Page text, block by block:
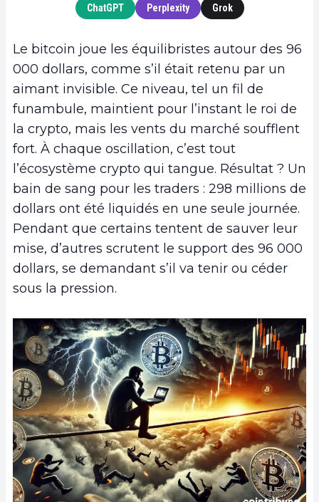
ChatGPT Perplexity Grok
Le bitcoin joue les équilibristes autour des 96
000 dollars, comme s’il était retenu par un
aimant invisible. Ce niveau, tel un fil de
funambule, maintient pour l’instant le roi de
la crypto, mais les vents du marché soufflent
fort. À chaque oscillation, c’est tout
l’écosystème crypto qui tangue. Résultat ? Un
bain de sang pour les traders : 298 millions de
dollars ont été liquidés en une seule journée.
Pendant que certains tentent de sauver leur
mise, d’autres scrutent le support des 96 000
dollars, se demandant s’il va tenir ou céder
sous la pression.